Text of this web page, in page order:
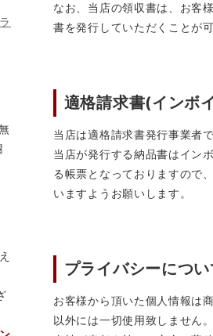
なお、当店の領収書は、お客
書を発行していただくことが可
適格請求書(インボ
当店は適格請求書発行事業者で
当店が発行する納品書はイン
る帳票となっておりますので
いますようお願いします。
プライバシーについ
お客様から頂いた個人情報は
以外には一切使用致しません。